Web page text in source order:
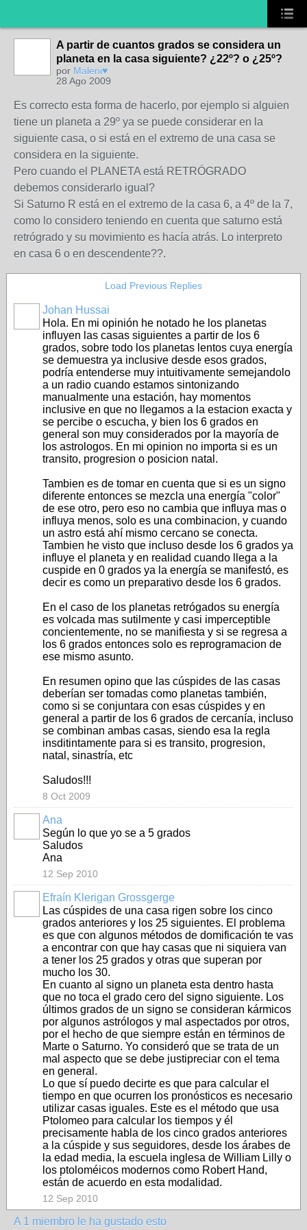
A partir de cuantos grados se considera un
planeta en la casa siguiente? ¿22º? o ¿25º?
por Maleni♥
28 Ago 2009
Es correcto esta forma de hacerlo, por ejemplo si alguien
tiene un planeta a 29º ya se puede considerar en la
siguiente casa, o si está en el extremo de una casa se
considera en la siguiente.
Pero cuando el PLANETA está RETRÓGRADO
debemos considerarlo igual?
Si Saturno R está en el extremo de la casa 6, a 4º de la 7,
como lo considero teniendo en cuenta que saturno está
retrógrado y su movimiento es hacía atrás. Lo interpreto
en casa 6 o en descendente??.
Load Previous Replies
Johan Hussai
Hola. En mi opinión he notado he los planetas
influyen las casas siguientes a partir de los 6
grados, sobre todo los planetas lentos cuya energía
se demuestra ya inclusive desde esos grados,
podría entenderse muy intuitivamente semejandolo
a un radio cuando estamos sintonizando
manualmente una estación, hay momentos
inclusive en que no llegamos a la estacion exacta y
se percibe o escucha, y bien los 6 grados en
general son muy considerados por la mayoría de
los astrologos. En mi opinion no importa si es un
transito, progresion o posicion natal.
Tambien es de tomar en cuenta que si es un signo
diferente entonces se mezcla una energía "color"
de ese otro, pero eso no cambia que influya mas o
influya menos, solo es una combinacion, y cuando
un astro está ahí mismo cercano se conecta.
Tambien he visto que incluso desde los 6 grados ya
influye el planeta y en realidad cuando llega a la
cuspide en 0 grados ya la energía se manifestó, es
decir es como un preparativo desde los 6 grados.
En el caso de los planetas retrógados su energía
es volcada mas sutilmente y casi imperceptible
concientemente, no se manifiesta y si se regresa a
los 6 grados entonces solo es reprogramacion de
ese mismo asunto.
En resumen opino que las cúspides de las casas
deberían ser tomadas como planetas también,
como si se conjuntara con esas cúspides y en
general a partir de los 6 grados de cercanía, incluso
se combinan ambas casas, siendo esa la regla
insditintamente para si es transito, progresion,
natal, sinastría, etc
Saludos!!!
8 Oct 2009
Ana
Según lo que yo se a 5 grados
Saludos
Ana
12 Sep 2010
Efraín Klerigan Grossgerge
Las cúspides de una casa rigen sobre los cinco
grados anteriores y los 25 siguientes. El problema
es que con algunos métodos de domificación te vas
a encontrar con que hay casas que ni siquiera van
a tener los 25 grados y otras que superan por
mucho los 30.
En cuanto al signo un planeta esta dentro hasta
que no toca el grado cero del signo siguiente. Los
últimos grados de un signo se consideran kármicos
por algunos astrólogos y mal aspectados por otros,
por el hecho de que siempre están en términos de
Marte o Saturno. Yo consideró que se trata de un
mal aspecto que se debe justipreciar con el tema
en general.
Lo que sí puedo decirte es que para calcular el
tiempo en que ocurren los pronósticos es necesario
utilizar casas iguales. Este es el método que usa
Ptolomeo para calcular los tiempos y él
precisamente habla de los cinco grados anteriores
a la cúspide y sus seguidores, desde los árabes de
la edad media, la escuela inglesa de William Lilly o
los ptoloméicos modernos como Robert Hand,
están de acuerdo en esta modalidad.
12 Sep 2010
A 1 miembro le ha gustado esto